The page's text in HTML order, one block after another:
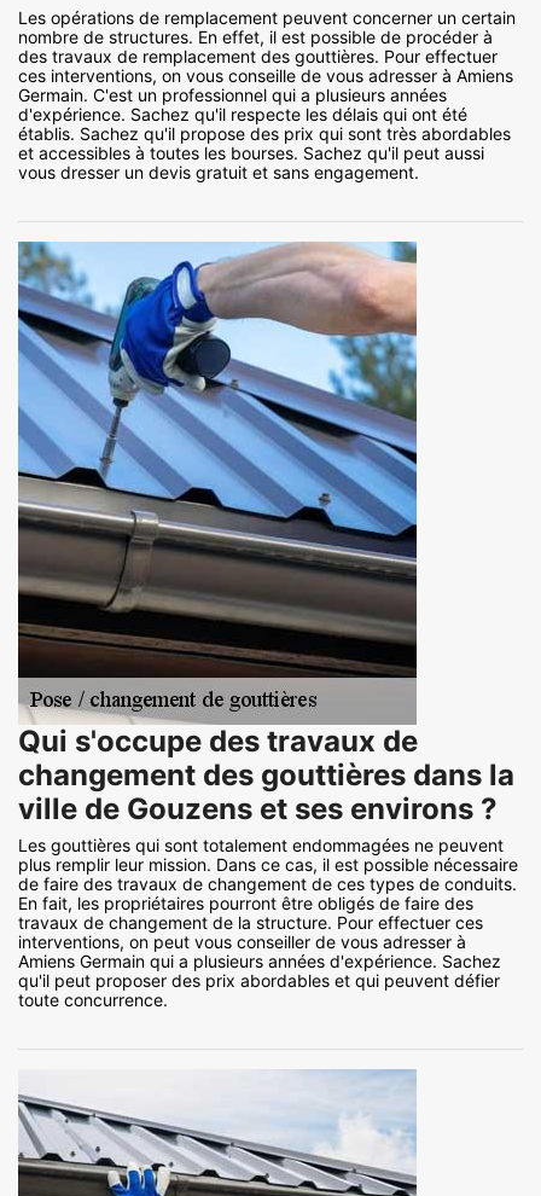
Les opérations de remplacement peuvent concerner un certain
nombre de structures. En effet, il est possible de procéder à
des travaux de remplacement des gouttières. Pour effectuer
ces interventions, on vous conseille de vous adresser à Amiens
Germain. C'est un professionnel qui a plusieurs années
d'expérience. Sachez qu'il respecte les délais qui ont été
établis. Sachez qu'il propose des prix qui sont très abordables
et accessibles à toutes les bourses. Sachez qu'il peut aussi
vous dresser un devis gratuit et sans engagement.
Qui s'occupe des travaux de
changement des gouttières dans la
ville de Gouzens et ses environs ?
Les gouttières qui sont totalement endommagées ne peuvent
plus remplir leur mission. Dans ce cas, il est possible nécessaire
de faire des travaux de changement de ces types de conduits.
En fait, les propriétaires pourront être obligés de faire des
travaux de changement de la structure. Pour effectuer ces
interventions, on peut vous conseiller de vous adresser à
Amiens Germain qui a plusieurs années d'expérience. Sachez
qu'il peut proposer des prix abordables et qui peuvent défier
toute concurrence.